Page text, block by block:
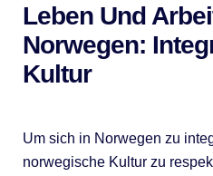
Leben Und
Norwegen:
Kultur
Um sich in Norwegen zu
norwegische Kultur zu